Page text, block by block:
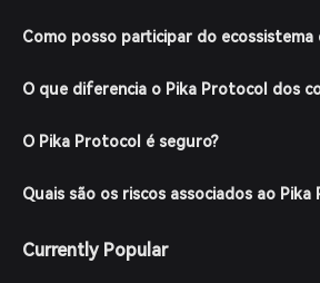
Como posso participar do
O que diferencia o Pika Protocol dos
O Pika Protocol é seguro?
Quais são os riscos associados ao Pika
Currently Popular